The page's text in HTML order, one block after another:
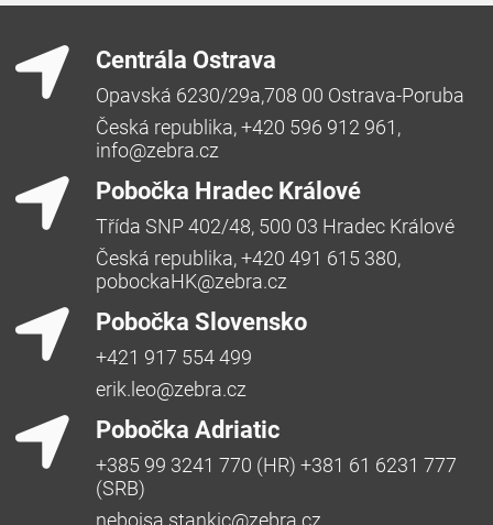
Centrála Ostrava
Opavská 6230/29a,708 00 Ostrava-Poruba
Česká republika, +420 596 912 961,
info@zebra.cz
Pobočka Hradec Králové
Třída SNP 402/48, 500 03 Hradec Králové
Česká republika, +420 491 615 380,
pobockaHK@zebra.cz
Pobočka Slovensko
+421 917 554 499
erik.leo@zebra.cz
Pobočka Adriatic
+385 99 3241 770 (HR) +381 61 6231 777
(SRB)
nebojsa.stankic@zebra.cz